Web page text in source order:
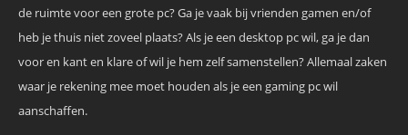
de ruimte voor een grote pc? Ga je vaak bij vrienden gamen en/of
heb je thuis niet zoveel plaats? Als je een desktop pc wil, ga je dan
voor en kant en klare of wil je hem zelf samenstellen? Allemaal zaken
waar je rekening mee moet houden als je een gaming pc wil
aanschaffen.